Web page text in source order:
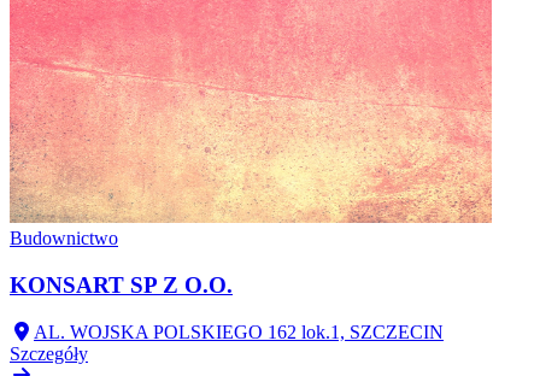
Budownictwo
KONSART SP Z O.O.
AL. WOJSKA POLSKIEGO 162 lok.1, SZCZECIN
Szczegóły